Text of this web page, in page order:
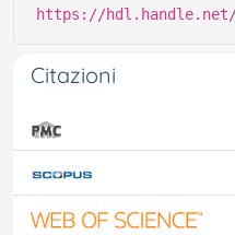
https://hdl.handle.net/
Citazioni